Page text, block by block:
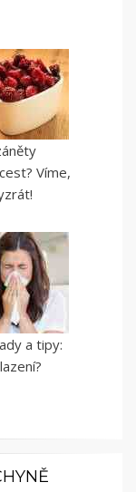
Víme,
a tipy: